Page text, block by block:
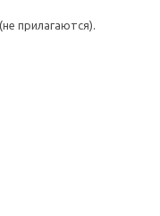
прилагаются).